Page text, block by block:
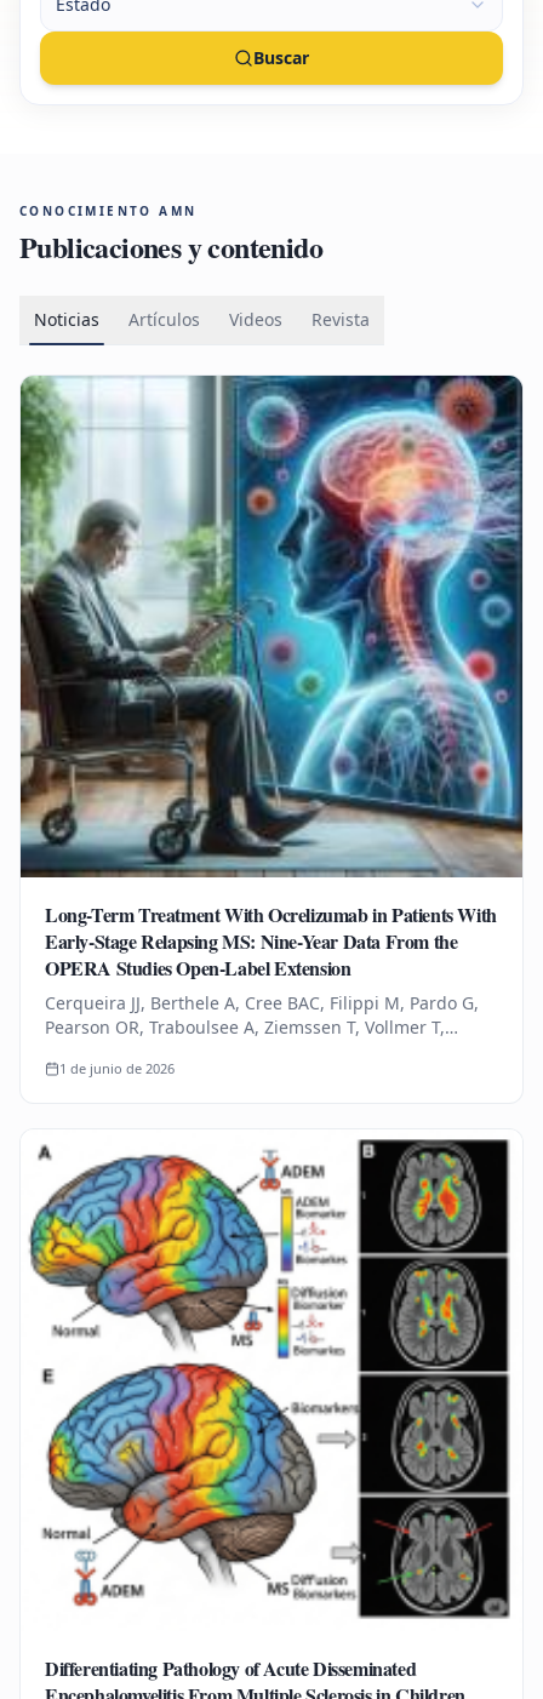
Buscar
CONOCIMIENTO AMN
Publicaciones y contenido
Noticias Artículos Videos Revista
Long-Term Treatment With Ocrelizumab in Patients With
Early-Stage Relapsing MS: Nine-Year Data From the
OPERA Studies Open-Label Extension
Cerqueira JJ, Berthele A, Cree BAC, Filippi M, Pardo G,
Pearson OR, Traboulsee A, Ziemssen T, Vollmer T,
Schneble HM, Thanei…
1 de junio de 2026
Differentiating Pathology of Acute Disseminated